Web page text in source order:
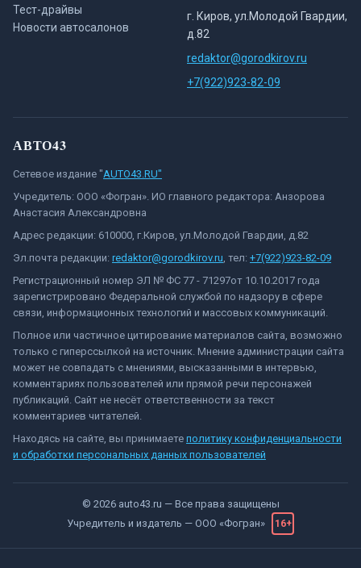
Тест-драйвы
Новости автосалонов
г. Киров, ул.Молодой Гвардии,
д.82
redaktor@gorodkirov.ru
+7(922)923-82-09
АВТО43
Сетевое издание "AUTO43.RU"
Учредитель: ООО «Фогран». ИО главного редактора: Анзорова
Анастасия Александровна
Адрес редакции: 610000, г.Киров, ул.Молодой Гвардии, д.82
Эл.почта редакции: redaktor@gorodkirov.ru, тел: +7(922)923-82-09
Регистрационный номер ЭЛ № ФС 77 - 71297от 10.10.2017 года
зарегистрировано Федеральной службой по надзору в сфере
связи, информационных технологий и массовых коммуникаций.
Полное или частичное цитирование материалов сайта, возможно
только с гиперссылкой на источник. Мнение администрации сайта
может не совпадать с мнениями, высказанными в интервью,
комментариях пользователей или прямой речи персонажей
публикаций. Сайт не несёт ответственности за текст
комментариев читателей.
Находясь на сайте, вы принимаете политику конфиденциальности
и обработки персональных данных пользователей
© 2026 auto43.ru — Все права защищены
Учредитель и издатель — ООО «Фогран» 16+